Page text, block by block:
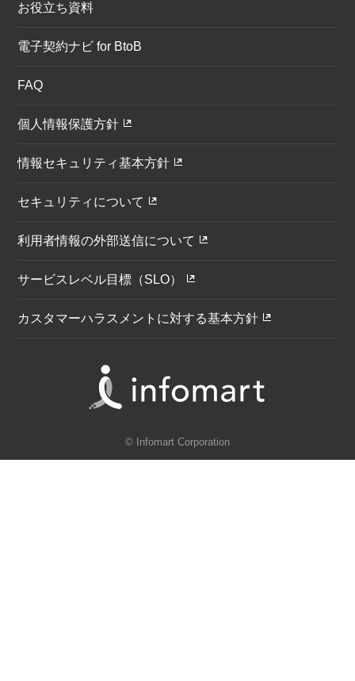
お役立ち資料
電子契約ナビ for BtoB
FAQ
個人情報保護方針
情報セキュリティ基本方針
セキュリティについて
利用者情報の外部送信について
サービスレベル目標（SLO）
カスタマーハラスメントに対する基本方針
© Infomart Corporation